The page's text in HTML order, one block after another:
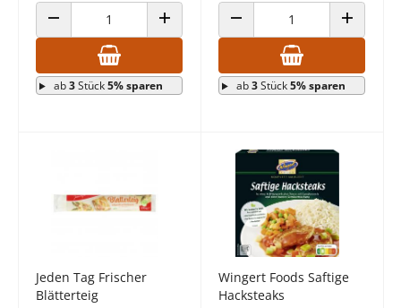
ANZAHL VERRINGERN ANZAHL ERHÖHEN
ab3Stück5% sparen
ANZAHL VERRINGERN ANZAHL
ab3Stück5% sparen
Jeden Tag Frischer
Blätterteig
Wingert Foods Saftige
Hacksteaks